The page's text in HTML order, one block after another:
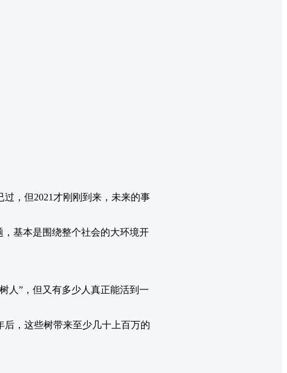
，但2021才刚刚到来，未来的事
基本是围绕整个社会的大环境开
人”，但又有多少人真正能活到一
，这些树带来至少几十上百万的